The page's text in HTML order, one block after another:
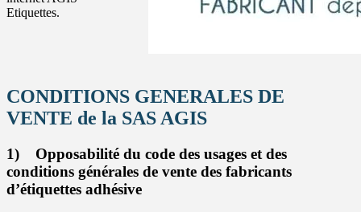
Etiquettes.
CONDITIONS GENERALES DE
VENTE de la SAS AGIS
1) Opposabilité du code des usages et des
conditions générales de vente des fabricants
d’étiquettes adhésive